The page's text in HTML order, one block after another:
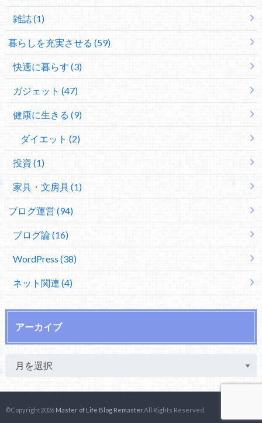
雑誌 (1)
暮らしを充実させる (59)
快適に暮らす (3)
ガジェット (47)
健康に生きる (9)
ダイエット (2)
投資 (1)
家具・文房具 (1)
ブログ運営 (94)
ブログ論 (16)
WordPress (38)
ネット関連 (4)
アーカイブ
©Copyright2026 Master of Life Blog Remaster.All Rights Reserved.